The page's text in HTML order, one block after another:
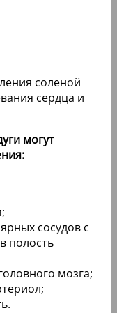
соленой
сердца и
могут
сосудов с
полость
мозга;